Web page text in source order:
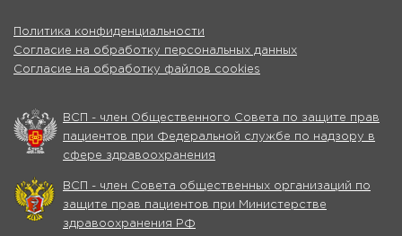
Политика конфиденциальности
Согласие на обработку персональных данных
Согласие на обработку файлов cookies
ВСП - член Общественного Совета по защите прав
пациентов при Федеральной службе по надзору в
сфере здравоохранения
ВСП - член Совета общественных организаций по
защите прав пациентов при Министерстве
здравоохранения РФ